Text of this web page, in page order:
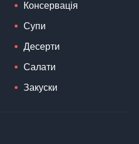
Консервація
Супи
Десерти
Салати
Закуски